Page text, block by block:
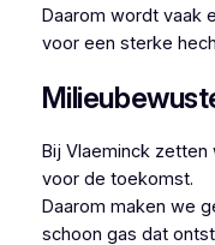
Daarom wordt vaak
voor een sterke
Bij Vlaeminck
voor de toekomst.
Daarom maken we
schoon gas dat